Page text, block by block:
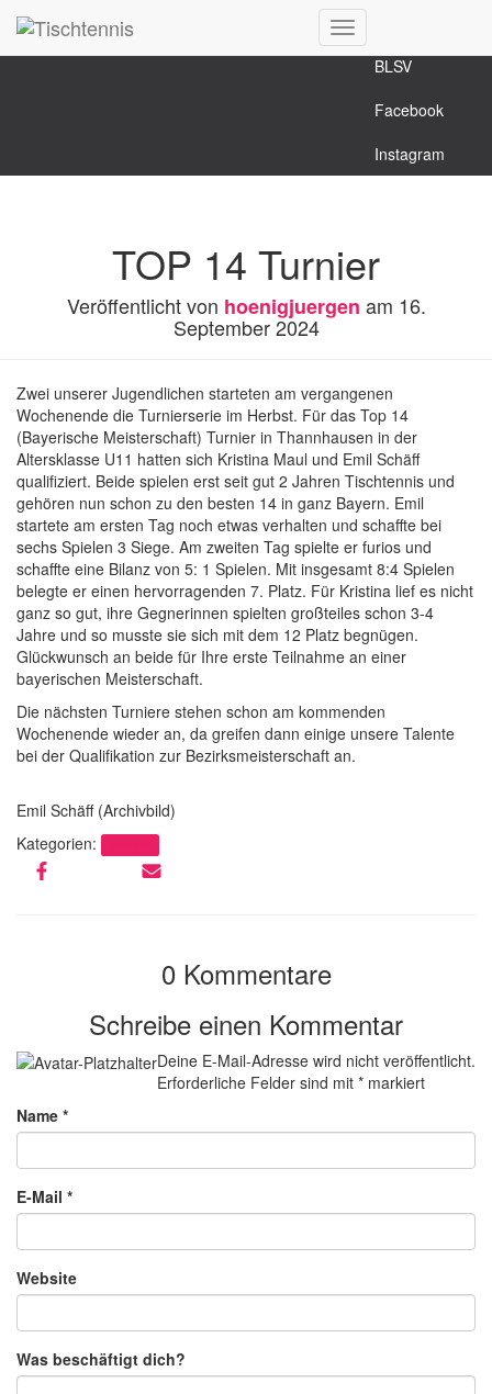
BLSV
Facebook
Instagram
Navigation
umschalten
TOP 14 Turnier
Veröffentlicht von hoenigjuergen am 16.
September 2024
Zwei unserer Jugendlichen starteten am vergangenen
Wochenende die Turnierserie im Herbst. Für das Top 14
(Bayerische Meisterschaft) Turnier in Thannhausen in der
Altersklasse U11 hatten sich Kristina Maul und Emil Schäff
qualifiziert. Beide spielen erst seit gut 2 Jahren Tischtennis und
gehören nun schon zu den besten 14 in ganz Bayern. Emil
startete am ersten Tag noch etwas verhalten und schaffte bei
sechs Spielen 3 Siege. Am zweiten Tag spielte er furios und
schaffte eine Bilanz von 5: 1 Spielen. Mit insgesamt 8:4 Spielen
belegte er einen hervorragenden 7. Platz. Für Kristina lief es nicht
ganz so gut, ihre Gegnerinnen spielten großteiles schon 3-4
Jahre und so musste sie sich mit dem 12 Platz begnügen.
Glückwunsch an beide für Ihre erste Teilnahme an einer
bayerischen Meisterschaft.
Die nächsten Turniere stehen schon am kommenden
Wochenende wieder an, da greifen dann einige unsere Talente
bei der Qualifikation zur Bezirksmeisterschaft an.
Emil Schäff (Archivbild)
Kategorien:
0 Kommentare
Schreibe einen Kommentar
Deine E-Mail-Adresse wird nicht veröffentlicht.
Erforderliche Felder sind mit * markiert
Name *
E-Mail *
Website
Was beschäftigt dich?